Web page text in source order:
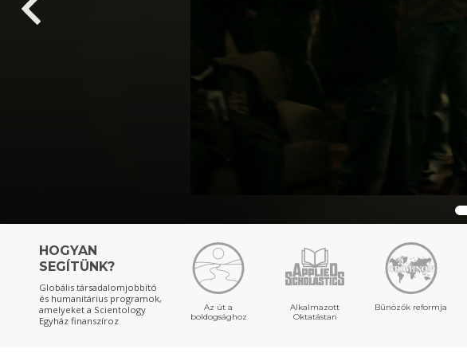
HOGYAN
SEGÍTÜNK?
Globális társadalomjobbító
és humanitárius programok,
amelyeket a Scientology
Egyház finanszíroz
Az út a
boldogsághoz
Alkalmazott
Oktatástan
Bűnözők reformja